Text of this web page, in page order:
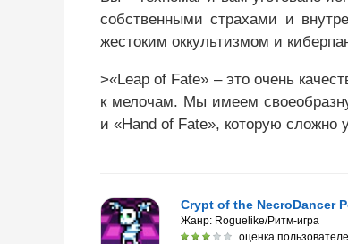
собственными страхами и
жестоким оккультизмом и
>«Leap of Fate» – это очень
к мелочам. Мы имеем
и «Hand of Fate», которую сложно
Crypt of the NecroDancer
Жанр: Roguelike/Ритм-игра
оценка